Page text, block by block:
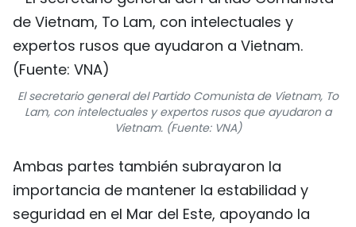
El secretario general del Partido Comunista de Vietnam, To
Lam, con intelectuales y expertos rusos que ayudaron a
Vietnam. (Fuente: VNA)
Ambas partes también subrayaron la
importancia de mantener la estabilidad y
seguridad en el Mar del Este, apoyando la